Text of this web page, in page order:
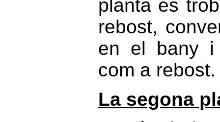
planta es
rebost,
en el bany i
com a rebost.
La segona